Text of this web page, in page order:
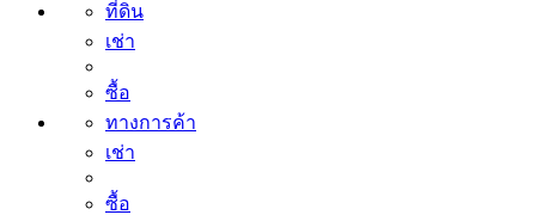
ที่ดิน
เช่า
ซื้อ
ทางการค้า
เช่า
ซื้อ